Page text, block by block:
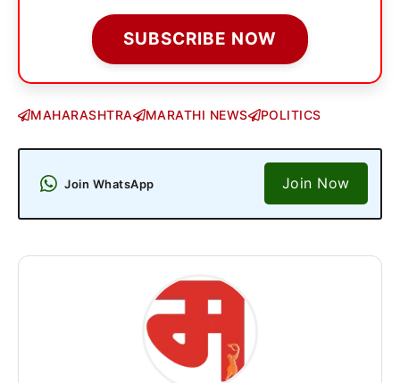
SUBSCRIBE NOW
MAHARASHTRA MARATHI NEWS POLITICS
Join WhatsApp Join Now